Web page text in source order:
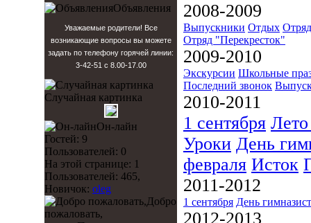
Объявления
Уважаемые родители! Все
возникающие вопросы вы можете
задать по телефону горячей линии:
3-42-51 с 8.00-17.00
Случайная картинка
Он-лайн
Гостей: 9
Пользователей: 0
На этой странице: 1
Пользователей: 465,
Новичок: oleg
Добро
пожаловать,
2008-2009
Выпускники Отдых
Отряд "Перекресток"
2009-2010
Экскурсии Школьные
Последний звонок
2010-2011
1 сентября
Уроки День
февраля Исток
2011-2012
1 сентября День
2012-2013